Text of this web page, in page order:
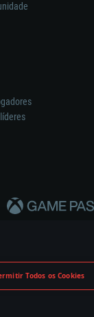
Todos os Cookies